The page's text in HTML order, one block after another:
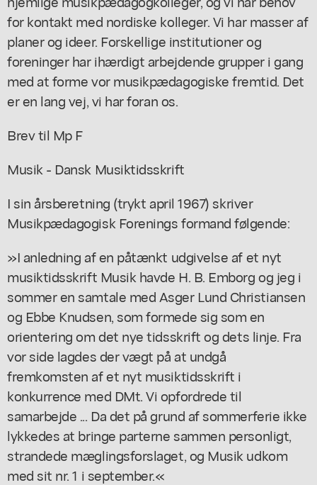
for kontakt med nordiske kolleger. Vi har masser af
planer og ideer. Forskellige institutioner og
foreninger har ihærdigt arbejdende grupper i gang
med at forme vor musikpædagogiske fremtid. Det
er en lang vej, vi har foran os.
Brev til Mp F
Musik - Dansk Musiktidsskrift
I sin årsberetning (trykt april 1967) skriver
Musikpædagogisk Forenings formand følgende:
»I anledning af en påtænkt udgivelse af et nyt
musiktidsskrift Musik havde H. B. Emborg og jeg i
sommer en samtale med Asger Lund Christiansen
og Ebbe Knudsen, som formede sig som en
orientering om det nye tidsskrift og dets linje. Fra
vor side lagdes der vægt på at undgå
fremkomsten af et nyt musiktidsskrift i
konkurrence med DMt. Vi opfordrede til
samarbejde ... Da det på grund af sommerferie ikke
lykkedes at bringe parterne sammen personligt,
strandede mæglingsforslaget, og Musik udkom
med sit nr. 1 i september.«